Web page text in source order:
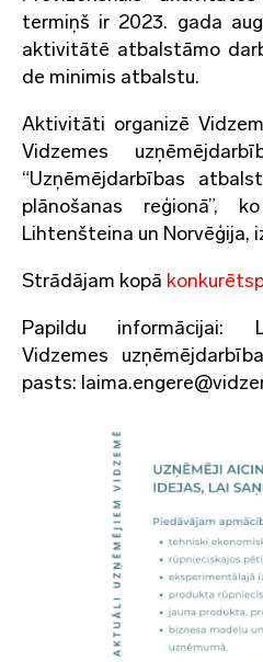
termiņš ir 2023. gada
aktivitātē atbalstāmo
de minimis atbalstu.
Aktivitāti organizē
Vidzemes
“Uzņēmējdarbības
plānošanas reģionā”,
Lihtenšteina un Norvēģija,
Strādājam kopā
Papildu informācijai:
Vidzemes
pasts: